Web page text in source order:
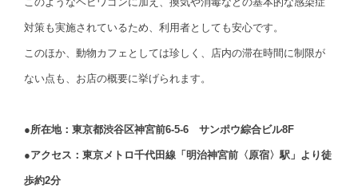
対策も実施されているため、利用者としても安心です。
このほか、動物カフェとしては珍しく、店内の滞在時間に制限が
ない点も、お店の概要に挙げられます。
●所在地：東京都渋谷区神宮前6-5-6 サンポウ綜合ビル8F
●アクセス：東京メトロ千代田線「明治神宮前〈原宿〉駅」より徒
歩約2分